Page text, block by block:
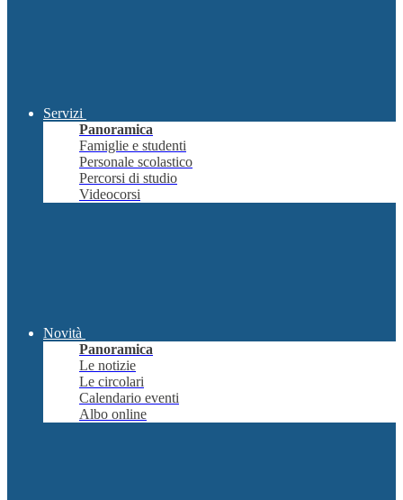
Servizi
Panoramica
Famiglie e studenti
Personale scolastico
Percorsi di studio
Videocorsi
Novità
Panoramica
Le notizie
Le circolari
Calendario eventi
Albo online